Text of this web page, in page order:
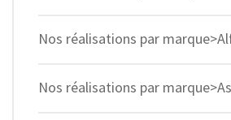
Nos réalisations par
Nos réalisations par